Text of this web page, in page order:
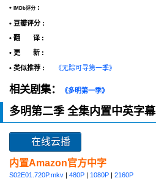
•
IMDb评分 :
• 豆瓣评分 :
• 翻 译 :
• 更 新 :
• 类似推荐 : 《无踪可寻第一季》
相关剧集： 《多明第一季》
多明第二季 全集内置中英字幕
在线云播
内置Amazon官方中字
S02E01.720P.mkv | 480P | 1080P | 2160P